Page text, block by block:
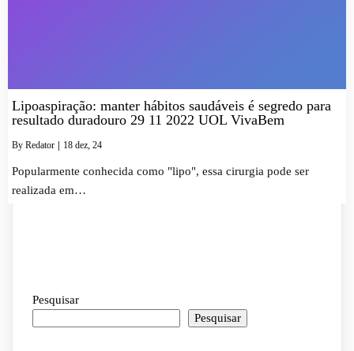
Lipoaspiração: manter hábitos saudáveis é segredo para
resultado duradouro 29 11 2022 UOL VivaBem
By Redator | 18 dez, 24
Popularmente conhecida como "lipo", essa cirurgia pode ser
realizada em…
Pesquisar
Pesquisar